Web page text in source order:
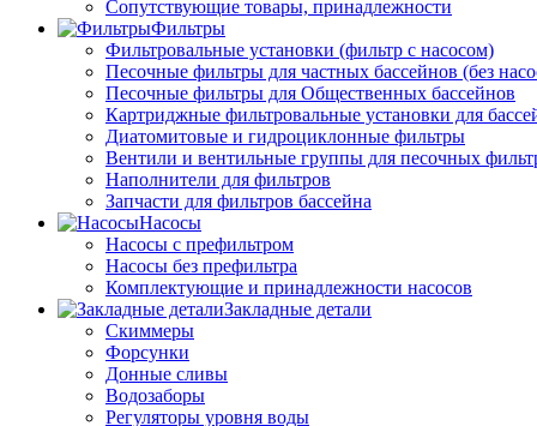
Сопутствующие товары, принадлежности
Фильтры
Фильтровальные установки (фильтр с насосом)
Песочные фильтры для частных бассейнов (без
Песочные фильтры для Общественных бассейнов
Картриджные фильтровальные установки для
Диатомитовые и гидроциклонные фильтры
Вентили и вентильные группы для песочных
Наполнители для фильтров
Запчасти для фильтров бассейна
Насосы
Насосы с префильтром
Насосы без префильтра
Комплектующие и принадлежности насосов
Закладные детали
Скиммеры
Форсунки
Донные сливы
Водозаборы
Регуляторы уровня воды